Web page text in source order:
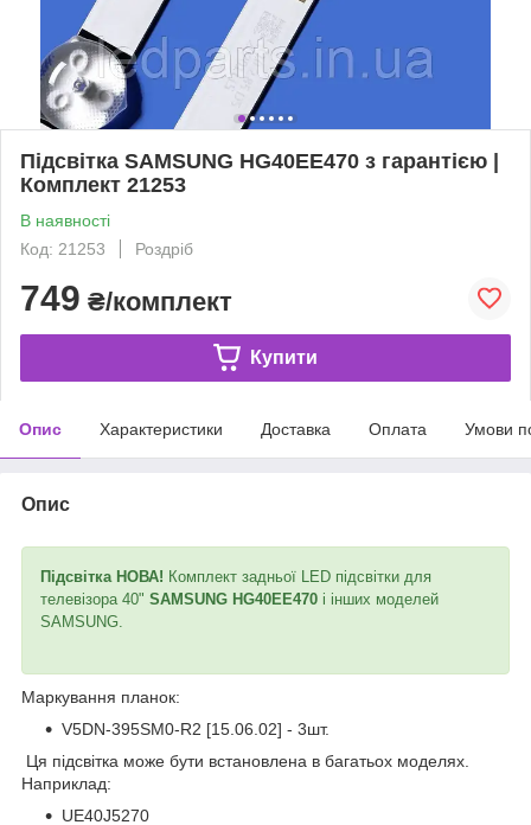
Підсвітка SAMSUNG HG40EE470 з гарантією |
Комплект 21253
В наявності
Код: 21253
Роздріб
749 ₴/комплект
Купити
Опис Характеристики Доставка Оплата Умови
Опис
Підсвітка НОВА! Комплект задньої LED підсвітки для
телевізора 40" SAMSUNG HG40EE470 і інших моделей
SAMSUNG.
Маркування планок:
V5DN-395SM0-R2 [15.06.02] - 3шт.
Ця підсвітка може бути встановлена в багатьох моделях.
Наприклад:
UE40J5270